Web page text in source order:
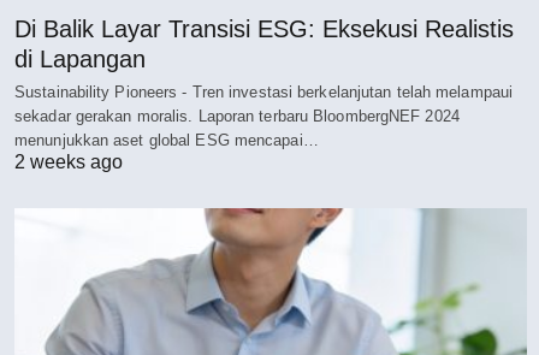
Di Balik Layar Transisi ESG: Eksekusi Realistis
di Lapangan
Sustainability Pioneers - Tren investasi berkelanjutan telah melampaui
sekadar gerakan moralis. Laporan terbaru BloombergNEF 2024
menunjukkan aset global ESG mencapai…
2 weeks ago